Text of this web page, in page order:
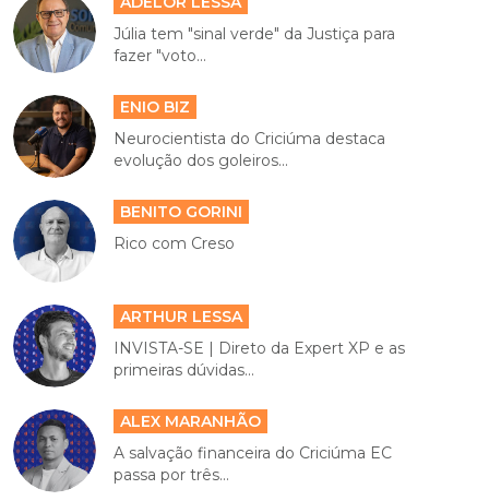
Júlia tem "sinal verde" da Justiça para
fazer "voto...
ENIO BIZ
Neurocientista do Criciúma destaca
evolução dos goleiros...
BENITO GORINI
Rico com Creso
ARTHUR LESSA
INVISTA-SE | Direto da Expert XP e as
primeiras dúvidas...
ALEX MARANHÃO
A salvação financeira do Criciúma EC
passa por três...